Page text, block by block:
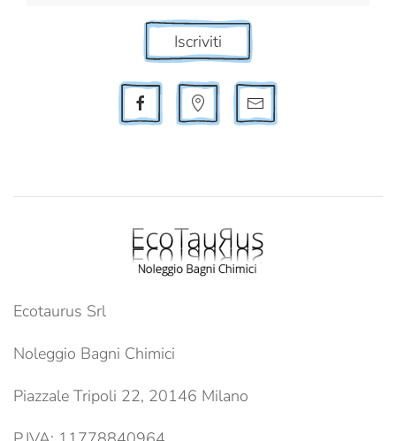
Iscriviti
Ecotaurus Srl
Noleggio Bagni Chimici
Piazzale Tripoli 22, 20146 Milano